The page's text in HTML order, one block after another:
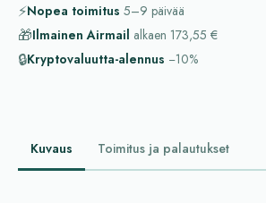
⚡Nopea toimitus 5–9 päivää
🎁Ilmainen Airmail alkaen 173,55 €
🔒Kryptovaluutta-alennus −10%
Kuvaus Toimitus ja palautukset